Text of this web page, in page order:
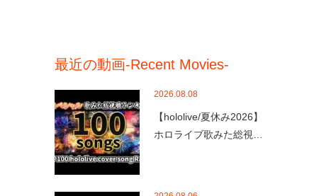
最近の動画-Recent Movies-
2026.08.08
【hololive/夏休み2026】
ホロライブ歌みた総視…